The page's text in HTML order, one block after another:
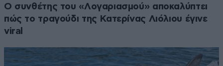
Ο συνθέτης του «Λογαριασμού» αποκαλύπτει
πώς το τραγούδι της Κατερίνας Λιόλιου έγινε
viral